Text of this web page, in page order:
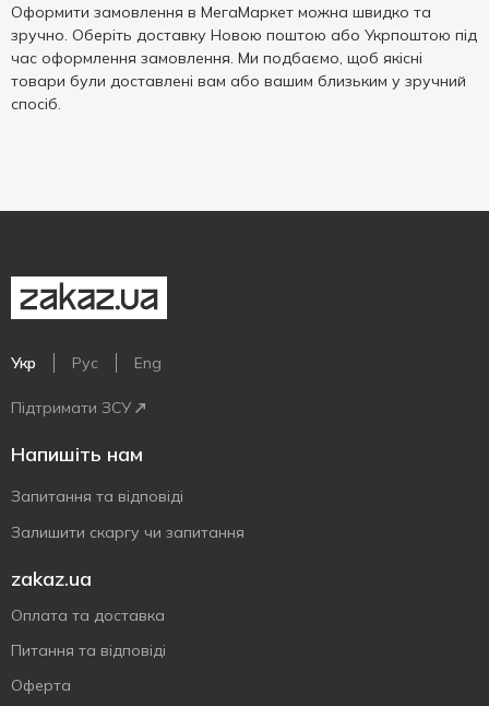
Оформити замовлення в МегаМаркет можна швидко та
зручно. Оберіть доставку Новою поштою або Укрпоштою під
час оформлення замовлення. Ми подбаємо, щоб якісні
товари були доставлені вам або вашим близьким у зручний
спосіб.
Укр Рус Eng
Підтримати ЗСУ
Напишіть нам
Запитання та відповіді
Залишити скаргу чи запитання
zakaz.ua
Оплата та доставка
Питання та відповіді
Оферта